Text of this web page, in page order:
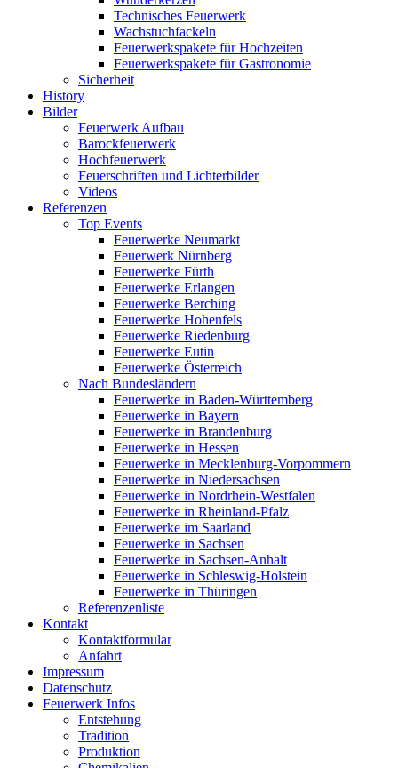
Technisches Feuerwerk
Wachstuchfackeln
Feuerwerkspakete für Hochzeiten
Feuerwerkspakete für Gastronomie
Sicherheit
History
Bilder
Feuerwerk Aufbau
Barockfeuerwerk
Hochfeuerwerk
Feuerschriften und Lichterbilder
Videos
Referenzen
Top Events
Feuerwerke Neumarkt
Feuerwerk Nürnberg
Feuerwerke Fürth
Feuerwerke Erlangen
Feuerwerke Berching
Feuerwerke Hohenfels
Feuerwerke Riedenburg
Feuerwerke Eutin
Feuerwerke Österreich
Nach Bundesländern
Feuerwerke in Baden-Württemberg
Feuerwerke in Bayern
Feuerwerke in Brandenburg
Feuerwerke in Hessen
Feuerwerke in Mecklenburg-Vorpommern
Feuerwerke in Niedersachsen
Feuerwerke in Nordrhein-Westfalen
Feuerwerke in Rheinland-Pfalz
Feuerwerke im Saarland
Feuerwerke in Sachsen
Feuerwerke in Sachsen-Anhalt
Feuerwerke in Schleswig-Holstein
Feuerwerke in Thüringen
Referenzenliste
Kontakt
Kontaktformular
Anfahrt
Impressum
Datenschutz
Feuerwerk Infos
Entstehung
Tradition
Produktion